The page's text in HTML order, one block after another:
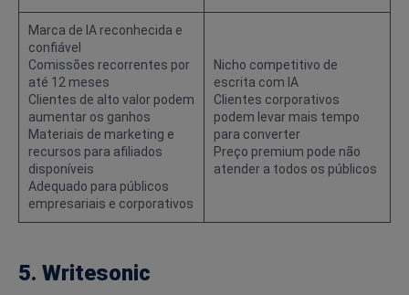
Marca de IA reconhecida e
confiável
Comissões recorrentes por
até 12 meses
Clientes de alto valor podem
aumentar os ganhos
Materiais de marketing e
recursos para afiliados
disponíveis
Adequado para públicos
empresariais e corporativos
Nicho competitivo de
escrita com IA
Clientes corporativos
podem levar mais tempo
para converter
Preço premium pode não
atender a todos os públicos
5. Writesonic